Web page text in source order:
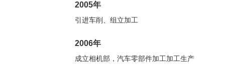
2005年
引进车削、组立加工
2006年
成立相机部，汽车零部件加工加工生产